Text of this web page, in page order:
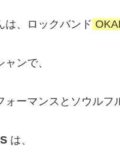
は、ロックバンド
ンで、
ォーマンスとソウルフ
は、